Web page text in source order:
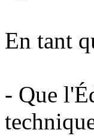
En tant
- Que